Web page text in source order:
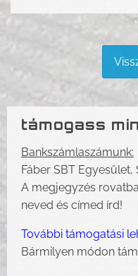
támogass
Bankszámlaszámunk:
Fáber SBT
A megjegyzés
neved és címed írd!
További támogatási
Bármilyen módon